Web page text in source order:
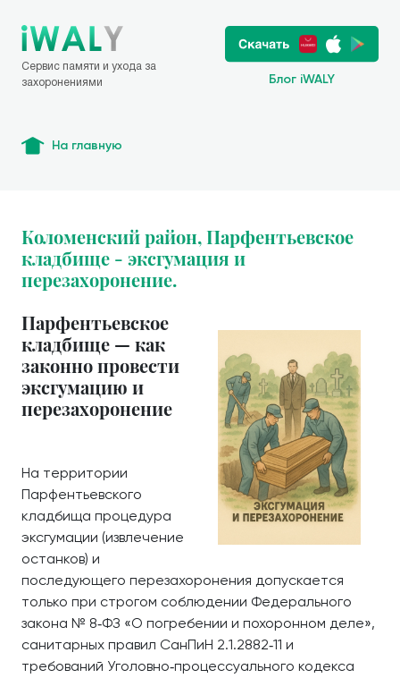
Сервис памяти и ухода за
захоронениями
Блог iWALY
На главную
Коломенский район, Парфентьевское
кладбище - эксгумация и
перезахоронение.
Парфентьевское
кладбище — как
законно провести
эксгумацию и
перезахоронение
На территории
Парфентьевского
кладбища процедура
эксгумации (извлечение
останков) и
последующего перезахоронения допускается
только при строгом соблюдении Федерального
закона № 8‑ФЗ «О погребении и похоронном деле»,
санитарных правил СанПиН 2.1.2882‑11 и
требований Уголовно‑процессуального кодекса